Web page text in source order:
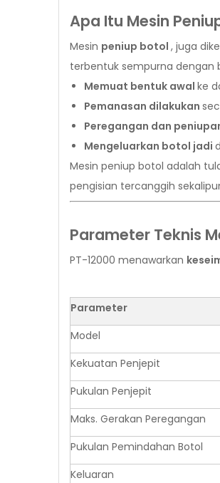
Apa Itu Mesin
Mesin peniup botol , juga
terbentuk sempurna dengan
Memuat bentuk awal ke
Pemanasan dilakukan
Peregangan dan
Mengeluarkan botol jadi
Mesin peniup botol adalah
pengisian tercanggih
Parameter Teknis
PT-12000 menawarkan
Parameter
Model
Kekuatan Penjepit
Pukulan Penjepit
Maks. Gerakan Peregangan
Pukulan Pemindahan Botol
Keluaran